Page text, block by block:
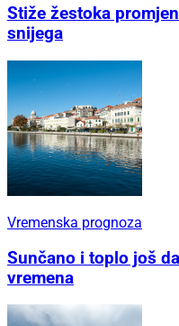
Stiže žestoka
snijega
Vremenska prognoza
Sunčano i toplo još
vremena